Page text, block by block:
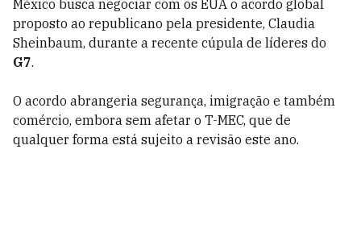
México busca negociar com os EUA o acordo global
proposto ao republicano pela presidente, Claudia
Sheinbaum, durante a recente cúpula de líderes do
G7.
O acordo abrangeria segurança, imigração e também
comércio, embora sem afetar o T-MEC, que de
qualquer forma está sujeito a revisão este ano.